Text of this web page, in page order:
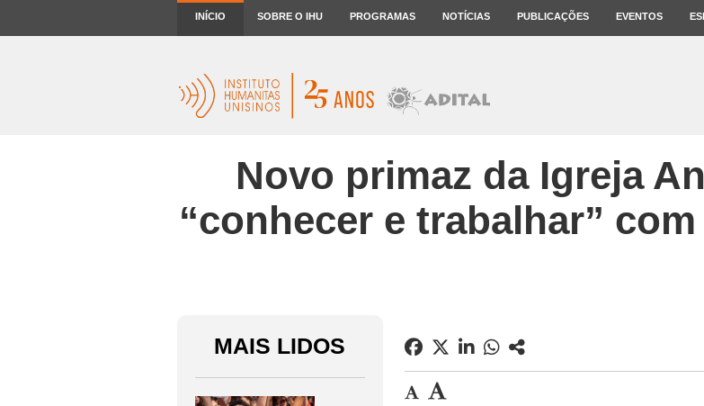
INÍCIO SOBRE O IHU PROGRAMAS NOTÍCIAS PUBLICAÇÕES EVENTOS
Novo primaz da Igreja
“conhecer e trabalhar”
MAIS LIDOS